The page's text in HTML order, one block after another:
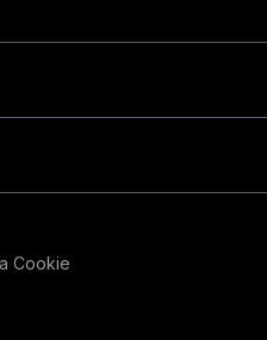
Cookie
пользовательского опыта